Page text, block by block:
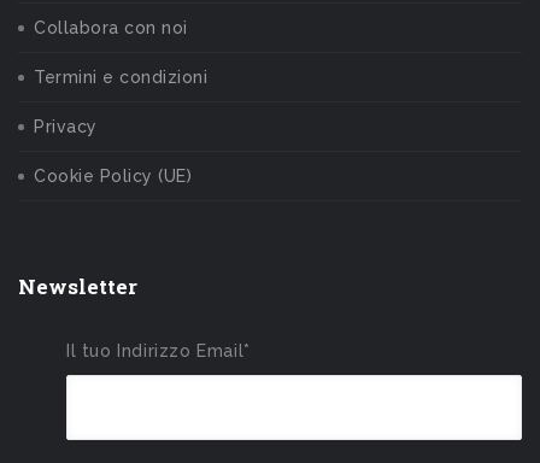
Collabora con noi
Termini e condizioni
Privacy
Cookie Policy (UE)
Newsletter
Il tuo Indirizzo Email*